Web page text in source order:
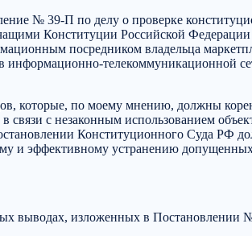
№ 39-П по делу о проверке
Конституции Российской
посредником владельца
телекоммуникационной
которые, по моему мнению, должны
с незаконным использованием
Конституционного Суда РФ
и эффективному устранению
выводах, изложенных в Постановлении